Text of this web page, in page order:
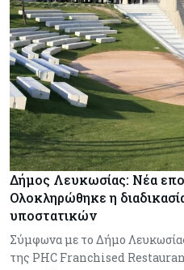
Δήμος Λευκωσίας: Νέα
Ολοκληρώθηκε η
υποστατικών
Σύμφωνα με το Δήμο
της PHC Franchised